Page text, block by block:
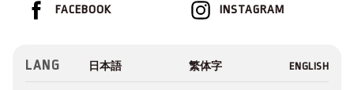
INSTAGRAM
FACEBOOK
LANG